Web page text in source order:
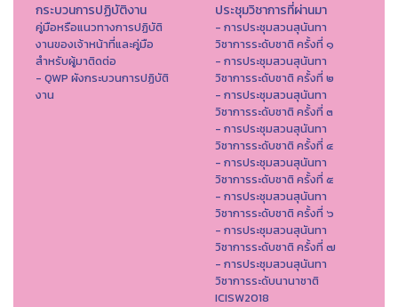
กระบวนการปฏิบัติงาน
คู่มือหรือแนวทางการปฏิบัติ
งานของเจ้าหน้าที่และคู่มือ
สำหรับผู้มาติดต่อ
- QWP ผังกระบวนการปฏิบัติ
งาน
ประชุมวิชาการที่ผ่านมา
- การประชุมสวนสุนันทา
วิชาการระดับชาติ ครั้งที่ ๑
- การประชุมสวนสุนันทา
วิชาการระดับชาติ ครั้งที่ ๒
- การประชุมสวนสุนันทา
วิชาการระดับชาติ ครั้งที่ ๓
- การประชุมสวนสุนันทา
วิชาการระดับชาติ ครั้งที่ ๔
- การประชุมสวนสุนันทา
วิชาการระดับชาติ ครั้งที่ ๕
- การประชุมสวนสุนันทา
วิชาการระดับชาติ ครั้งที่ ๖
- การประชุมสวนสุนันทา
วิชาการระดับชาติ ครั้งที่ ๗
- การประชุมสวนสุนันทา
วิชาการระดับนานาชาติ
ICISW2018